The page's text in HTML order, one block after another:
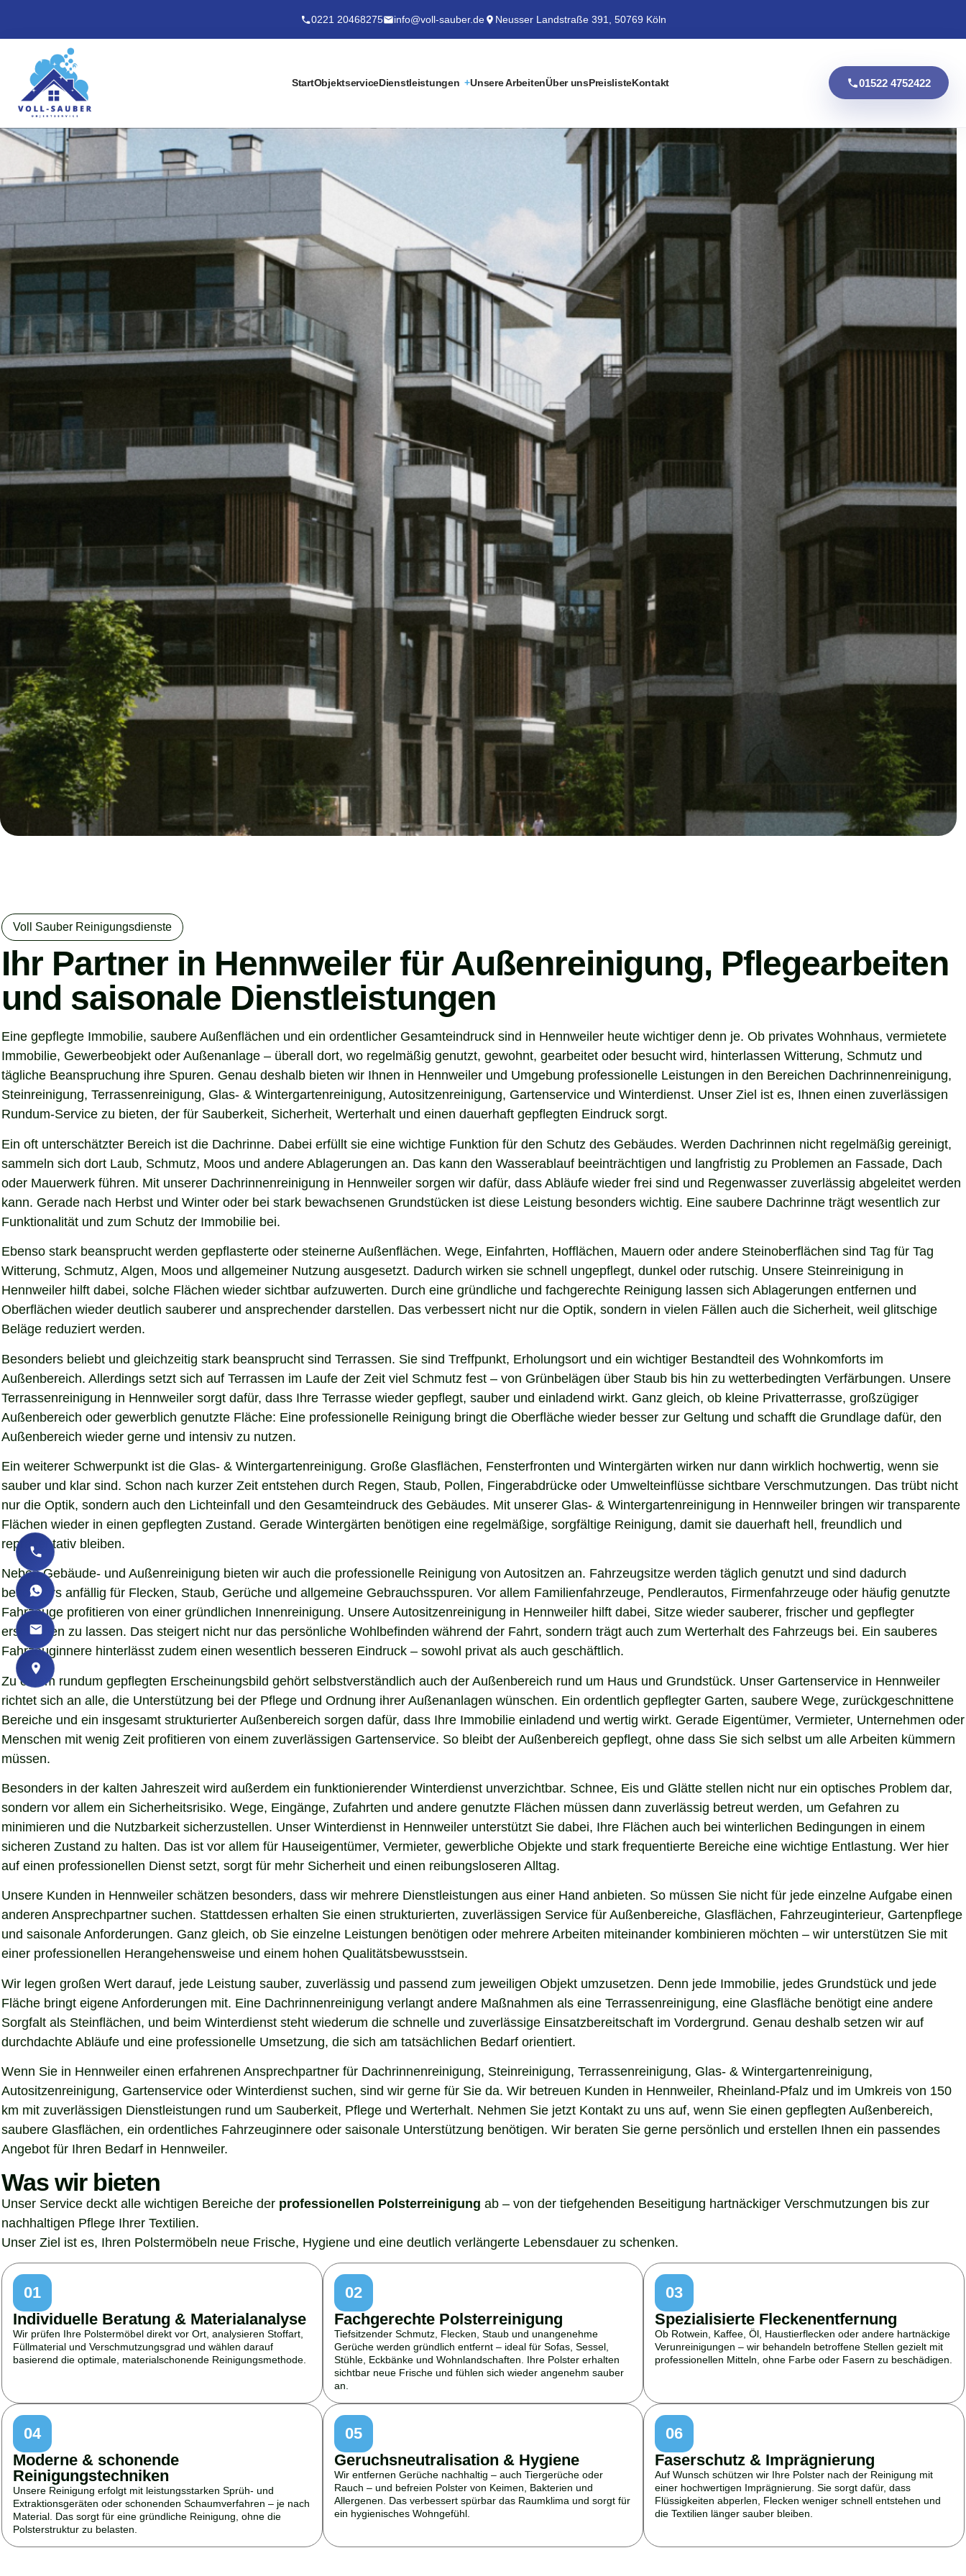
0221 20468275 info@voll-sauber.de Neusser Landstraße 391, 50769 Köln
StartObjektserviceDienstleistungen Unsere ArbeitenÜber unsPreislisteKontakt 01522 4752422
Voll Sauber Reinigungsdienste
Ihr Partner in Hennweiler für Außenreinigung, Pflegearbeiten
und saisonale Dienstleistungen
Eine gepflegte Immobilie, saubere Außenflächen und ein ordentlicher Gesamteindruck sind in Hennweiler heute wichtiger denn je. Ob privates Wohnhaus, vermietete
Immobilie, Gewerbeobjekt oder Außenanlage – überall dort, wo regelmäßig genutzt, gewohnt, gearbeitet oder besucht wird, hinterlassen Witterung, Schmutz und
tägliche Beanspruchung ihre Spuren. Genau deshalb bieten wir Ihnen in Hennweiler und Umgebung professionelle Leistungen in den Bereichen Dachrinnenreinigung,
Steinreinigung, Terrassenreinigung, Glas- & Wintergartenreinigung, Autositzenreinigung, Gartenservice und Winterdienst. Unser Ziel ist es, Ihnen einen zuverlässigen
Rundum-Service zu bieten, der für Sauberkeit, Sicherheit, Werterhalt und einen dauerhaft gepflegten Eindruck sorgt.
Ein oft unterschätzter Bereich ist die Dachrinne. Dabei erfüllt sie eine wichtige Funktion für den Schutz des Gebäudes. Werden Dachrinnen nicht regelmäßig gereinigt,
sammeln sich dort Laub, Schmutz, Moos und andere Ablagerungen an. Das kann den Wasserablauf beeinträchtigen und langfristig zu Problemen an Fassade, Dach
oder Mauerwerk führen. Mit unserer Dachrinnenreinigung in Hennweiler sorgen wir dafür, dass Abläufe wieder frei sind und Regenwasser zuverlässig abgeleitet werden
kann. Gerade nach Herbst und Winter oder bei stark bewachsenen Grundstücken ist diese Leistung besonders wichtig. Eine saubere Dachrinne trägt wesentlich zur
Funktionalität und zum Schutz der Immobilie bei.
Ebenso stark beansprucht werden gepflasterte oder steinerne Außenflächen. Wege, Einfahrten, Hofflächen, Mauern oder andere Steinoberflächen sind Tag für Tag
Witterung, Schmutz, Algen, Moos und allgemeiner Nutzung ausgesetzt. Dadurch wirken sie schnell ungepflegt, dunkel oder rutschig. Unsere Steinreinigung in
Hennweiler hilft dabei, solche Flächen wieder sichtbar aufzuwerten. Durch eine gründliche und fachgerechte Reinigung lassen sich Ablagerungen entfernen und
Oberflächen wieder deutlich sauberer und ansprechender darstellen. Das verbessert nicht nur die Optik, sondern in vielen Fällen auch die Sicherheit, weil glitschige
Beläge reduziert werden.
Besonders beliebt und gleichzeitig stark beansprucht sind Terrassen. Sie sind Treffpunkt, Erholungsort und ein wichtiger Bestandteil des Wohnkomforts im
Außenbereich. Allerdings setzt sich auf Terrassen im Laufe der Zeit viel Schmutz fest – von Grünbelägen über Staub bis hin zu wetterbedingten Verfärbungen. Unsere
Terrassenreinigung in Hennweiler sorgt dafür, dass Ihre Terrasse wieder gepflegt, sauber und einladend wirkt. Ganz gleich, ob kleine Privatterrasse, großzügiger
Außenbereich oder gewerblich genutzte Fläche: Eine professionelle Reinigung bringt die Oberfläche wieder besser zur Geltung und schafft die Grundlage dafür, den
Außenbereich wieder gerne und intensiv zu nutzen.
Ein weiterer Schwerpunkt ist die Glas- & Wintergartenreinigung. Große Glasflächen, Fensterfronten und Wintergärten wirken nur dann wirklich hochwertig, wenn sie
sauber und klar sind. Schon nach kurzer Zeit entstehen durch Regen, Staub, Pollen, Fingerabdrücke oder Umwelteinflüsse sichtbare Verschmutzungen. Das trübt nicht
nur die Optik, sondern auch den Lichteinfall und den Gesamteindruck des Gebäudes. Mit unserer Glas- & Wintergartenreinigung in Hennweiler bringen wir transparente
Flächen wieder in einen gepflegten Zustand. Gerade Wintergärten benötigen eine regelmäßige, sorgfältige Reinigung, damit sie dauerhaft hell, freundlich und
repräsentativ bleiben.
Neben Gebäude- und Außenreinigung bieten wir auch die professionelle Reinigung von Autositzen an. Fahrzeugsitze werden täglich genutzt und sind dadurch
besonders anfällig für Flecken, Staub, Gerüche und allgemeine Gebrauchsspuren. Vor allem Familienfahrzeuge, Pendlerautos, Firmenfahrzeuge oder häufig genutzte
Fahrzeuge profitieren von einer gründlichen Innenreinigung. Unsere Autositzenreinigung in Hennweiler hilft dabei, Sitze wieder sauberer, frischer und gepflegter
erscheinen zu lassen. Das steigert nicht nur das persönliche Wohlbefinden während der Fahrt, sondern trägt auch zum Werterhalt des Fahrzeugs bei. Ein sauberes
Fahrzeuginnere hinterlässt zudem einen wesentlich besseren Eindruck – sowohl privat als auch geschäftlich.
Zu einem rundum gepflegten Erscheinungsbild gehört selbstverständlich auch der Außenbereich rund um Haus und Grundstück. Unser Gartenservice in Hennweiler
richtet sich an alle, die Unterstützung bei der Pflege und Ordnung ihrer Außenanlagen wünschen. Ein ordentlich gepflegter Garten, saubere Wege, zurückgeschnittene
Bereiche und ein insgesamt strukturierter Außenbereich sorgen dafür, dass Ihre Immobilie einladend und wertig wirkt. Gerade Eigentümer, Vermieter, Unternehmen oder
Menschen mit wenig Zeit profitieren von einem zuverlässigen Gartenservice. So bleibt der Außenbereich gepflegt, ohne dass Sie sich selbst um alle Arbeiten kümmern
müssen.
Besonders in der kalten Jahreszeit wird außerdem ein funktionierender Winterdienst unverzichtbar. Schnee, Eis und Glätte stellen nicht nur ein optisches Problem dar,
sondern vor allem ein Sicherheitsrisiko. Wege, Eingänge, Zufahrten und andere genutzte Flächen müssen dann zuverlässig betreut werden, um Gefahren zu
minimieren und die Nutzbarkeit sicherzustellen. Unser Winterdienst in Hennweiler unterstützt Sie dabei, Ihre Flächen auch bei winterlichen Bedingungen in einem
sicheren Zustand zu halten. Das ist vor allem für Hauseigentümer, Vermieter, gewerbliche Objekte und stark frequentierte Bereiche eine wichtige Entlastung. Wer hier
auf einen professionellen Dienst setzt, sorgt für mehr Sicherheit und einen reibungsloseren Alltag.
Unsere Kunden in Hennweiler schätzen besonders, dass wir mehrere Dienstleistungen aus einer Hand anbieten. So müssen Sie nicht für jede einzelne Aufgabe einen
anderen Ansprechpartner suchen. Stattdessen erhalten Sie einen strukturierten, zuverlässigen Service für Außenbereiche, Glasflächen, Fahrzeuginterieur, Gartenpflege
und saisonale Anforderungen. Ganz gleich, ob Sie einzelne Leistungen benötigen oder mehrere Arbeiten miteinander kombinieren möchten – wir unterstützen Sie mit
einer professionellen Herangehensweise und einem hohen Qualitätsbewusstsein.
Wir legen großen Wert darauf, jede Leistung sauber, zuverlässig und passend zum jeweiligen Objekt umzusetzen. Denn jede Immobilie, jedes Grundstück und jede
Fläche bringt eigene Anforderungen mit. Eine Dachrinnenreinigung verlangt andere Maßnahmen als eine Terrassenreinigung, eine Glasfläche benötigt eine andere
Sorgfalt als Steinflächen, und beim Winterdienst steht wiederum die schnelle und zuverlässige Einsatzbereitschaft im Vordergrund. Genau deshalb setzen wir auf
durchdachte Abläufe und eine professionelle Umsetzung, die sich am tatsächlichen Bedarf orientiert.
Wenn Sie in Hennweiler einen erfahrenen Ansprechpartner für Dachrinnenreinigung, Steinreinigung, Terrassenreinigung, Glas- & Wintergartenreinigung,
Autositzenreinigung, Gartenservice oder Winterdienst suchen, sind wir gerne für Sie da. Wir betreuen Kunden in Hennweiler, Rheinland-Pfalz und im Umkreis von 150
km mit zuverlässigen Dienstleistungen rund um Sauberkeit, Pflege und Werterhalt. Nehmen Sie jetzt Kontakt zu uns auf, wenn Sie einen gepflegten Außenbereich,
saubere Glasflächen, ein ordentliches Fahrzeuginnere oder saisonale Unterstützung benötigen. Wir beraten Sie gerne persönlich und erstellen Ihnen ein passendes
Angebot für Ihren Bedarf in Hennweiler.
Was wir bieten
Unser Service deckt alle wichtigen Bereiche der professionellen Polsterreinigung ab – von der tiefgehenden Beseitigung hartnäckiger Verschmutzungen bis zur
nachhaltigen Pflege Ihrer Textilien.
Unser Ziel ist es, Ihren Polstermöbeln neue Frische, Hygiene und eine deutlich verlängerte Lebensdauer zu schenken.
01
Individuelle Beratung & Materialanalyse
Wir prüfen Ihre Polstermöbel direkt vor Ort, analysieren Stoffart,
Füllmaterial und Verschmutzungsgrad und wählen darauf
basierend die optimale, materialschonende Reinigungsmethode.
02
Fachgerechte Polsterreinigung
Tiefsitzender Schmutz, Flecken, Staub und unangenehme
Gerüche werden gründlich entfernt – ideal für Sofas, Sessel,
Stühle, Eckbänke und Wohnlandschaften. Ihre Polster erhalten
sichtbar neue Frische und fühlen sich wieder angenehm sauber
an.
03
Spezialisierte Fleckenentfernung
Ob Rotwein, Kaffee, Öl, Haustierflecken oder andere hartnäckige
Verunreinigungen – wir behandeln betroffene Stellen gezielt mit
professionellen Mitteln, ohne Farbe oder Fasern zu beschädigen.
04
Moderne & schonende
Reinigungstechniken
Unsere Reinigung erfolgt mit leistungsstarken Sprüh- und
Extraktionsgeräten oder schonenden Schaumverfahren – je nach
Material. Das sorgt für eine gründliche Reinigung, ohne die
Polsterstruktur zu belasten.
05
Geruchsneutralisation & Hygiene
Wir entfernen Gerüche nachhaltig – auch Tiergerüche oder
Rauch – und befreien Polster von Keimen, Bakterien und
Allergenen. Das verbessert spürbar das Raumklima und sorgt für
ein hygienisches Wohngefühl.
06
Faserschutz & Imprägnierung
Auf Wunsch schützen wir Ihre Polster nach der Reinigung mit
einer hochwertigen Imprägnierung. Sie sorgt dafür, dass
Flüssigkeiten abperlen, Flecken weniger schnell entstehen und
die Textilien länger sauber bleiben.